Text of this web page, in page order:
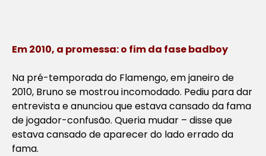
Em 2010, a promessa: o fim da fase badboy
Na pré-temporada do Flamengo, em janeiro de
2010, Bruno se mostrou incomodado. Pediu para dar
entrevista e anunciou que estava cansado da fama
de jogador-confusão. Queria mudar – disse que
estava cansado de aparecer do lado errado da
fama.